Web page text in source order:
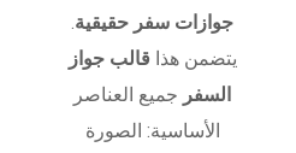
جوازات سفر حقيقية.
يتضمن هذا قالب جواز
السفر جميع العناصر
الأساسية: الصورة